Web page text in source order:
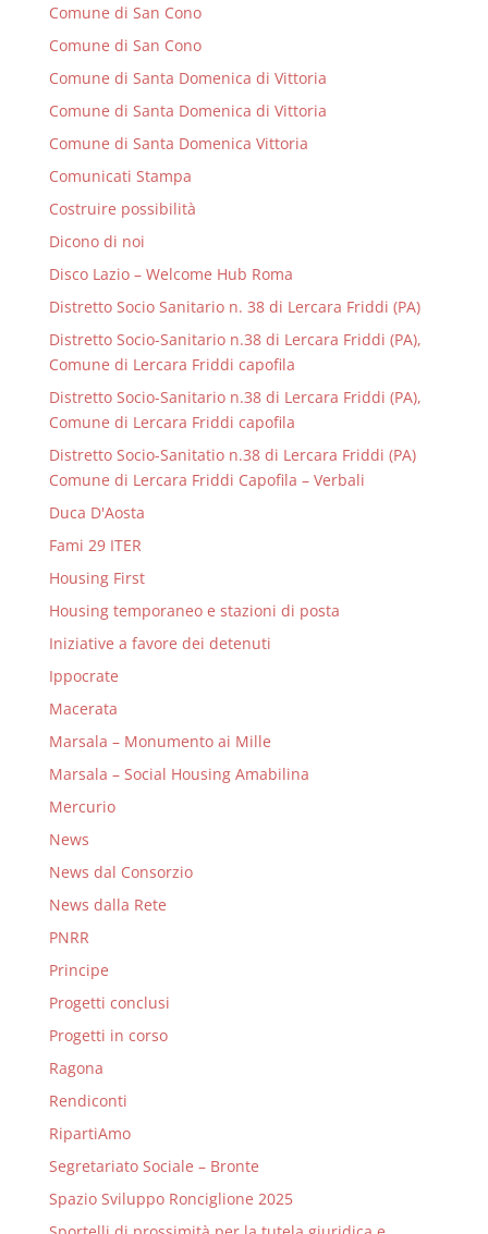
Comune di San Cono
Comune di San Cono
Comune di Santa Domenica di Vittoria
Comune di Santa Domenica di Vittoria
Comune di Santa Domenica Vittoria
Comunicati Stampa
Costruire possibilità
Dicono di noi
Disco Lazio – Welcome Hub Roma
Distretto Socio Sanitario n. 38 di Lercara Friddi (PA)
Distretto Socio-Sanitario n.38 di Lercara Friddi (PA),
Comune di Lercara Friddi capofila
Distretto Socio-Sanitario n.38 di Lercara Friddi (PA),
Comune di Lercara Friddi capofila
Distretto Socio-Sanitatio n.38 di Lercara Friddi (PA)
Comune di Lercara Friddi Capofila – Verbali
Duca D'Aosta
Fami 29 ITER
Housing First
Housing temporaneo e stazioni di posta
Iniziative a favore dei detenuti
Ippocrate
Macerata
Marsala – Monumento ai Mille
Marsala – Social Housing Amabilina
Mercurio
News
News dal Consorzio
News dalla Rete
PNRR
Principe
Progetti conclusi
Progetti in corso
Ragona
Rendiconti
RipartiAmo
Segretariato Sociale – Bronte
Spazio Sviluppo Ronciglione 2025